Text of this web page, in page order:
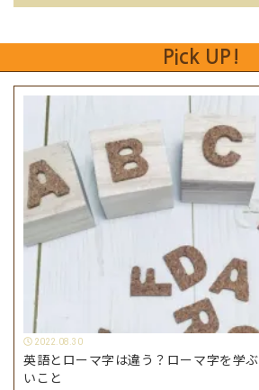
Pick UP!
2022.08.30
英語とローマ字は違う？ローマ字を学
いこと